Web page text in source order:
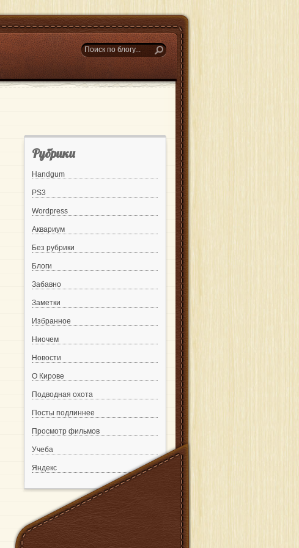
Рубрики
Handgum
PS3
Wordpress
Аквариум
Без рубрики
Блоги
Забавно
Заметки
Избранное
Ниочем
Новости
О Кирове
Подводная охота
Посты подлиннее
Просмотр фильмов
Учеба
Яндекс